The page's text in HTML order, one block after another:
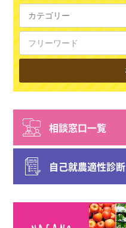
相談窓口一覧
自己就農適性診断